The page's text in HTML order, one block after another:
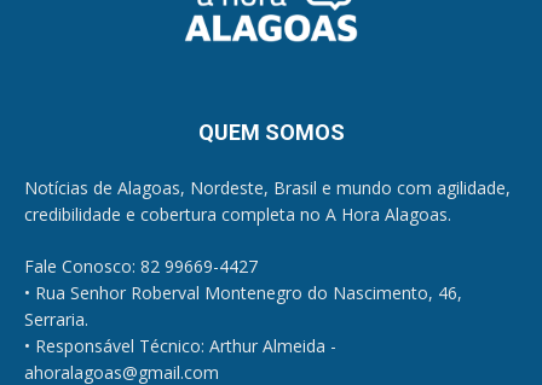
QUEM SOMOS
Notícias de Alagoas, Nordeste, Brasil e mundo com agilidade,
credibilidade e cobertura completa no A Hora Alagoas.
Fale Conosco: 82 99669-4427
• Rua Senhor Roberval Montenegro do Nascimento, 46,
Serraria.
• Responsável Técnico: Arthur Almeida -
ahoralagoas@gmail.com